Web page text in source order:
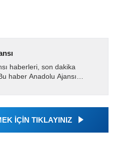
haberleri, son dakika
haber Anadolu Ajansı
tüm...
İÇİN TIKLAYINIZ